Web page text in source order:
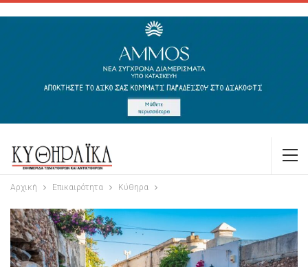
Αρχική Επικαιρότητα Κύθηρα